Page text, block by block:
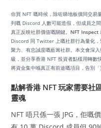
你買 NFT 嘅時候，除咗睇地板價同交易
列嘅 Discord 人數可能造假，但成員之
真正反映社群價值嘅關鍵。 NFT Inspect
Discord 同 Twitter 上嘅社群行為量化，
聚力、有忠誠度嘅藍籌社群。本文會深
級，並分享香港 NFT 投資者點樣用轉數
將資金集中喺真正有前途嘅項目，告別
點解香港 NFT 玩家需要社
靈魂
NFT 唔只係一張 JPG，佢嘅